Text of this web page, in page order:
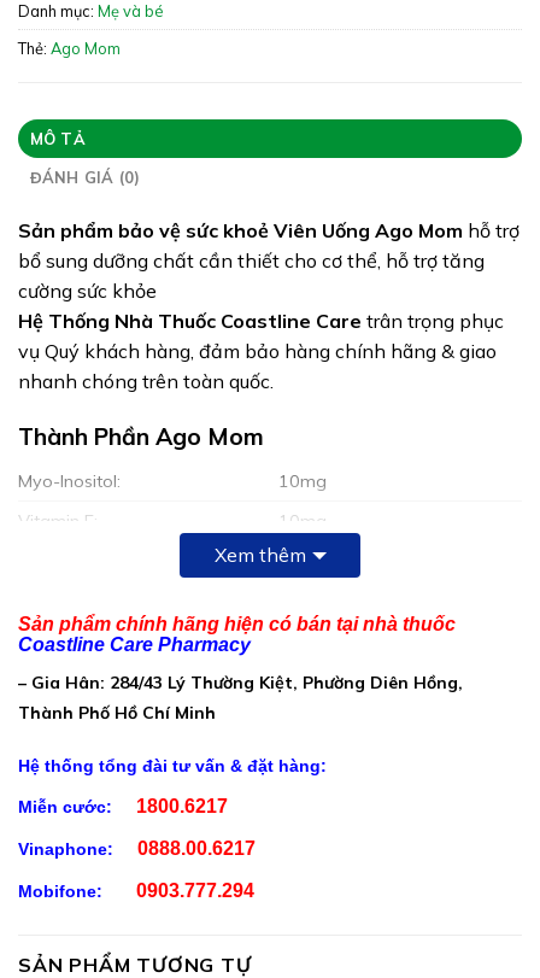
Giấy phép:2769/2020/ĐKSP
Quy cách:
Danh mục: Mẹ và bé
Thẻ: Ago Mom
MÔ TẢ
ĐÁNH GIÁ (0)
Sản phẩm bảo vệ sức khoẻ Viên Uống Ago Mom hỗ trợ
bổ sung dưỡng chất cần thiết cho cơ thể, hỗ trợ tăng
cường sức khỏe
Hệ Thống Nhà Thuốc Coastline Care trân trọng phục
vụ Quý khách hàng, đảm bảo hàng chính hãng & giao
nhanh chóng trên toàn quốc.
Thành Phần Ago Mom
Myo-Inositol:
10mg
Vitamin E:
10mg
10mg
Selen Yeast 2000ppm:
Hỗn hợp 140mg cao thảo mộc tương đương với:
Câu kỷ tử:
Đương quy:
250mg
Thỏ ty tử:
Ba kích:
Nhục quế:
Xem thêm
Sản phẩm chính hãng hiện có bán tại nhà thuốc
Coastline Care Pharmacy
– Gia Hân: 284/43 Lý Thường Kiệt, Phường Diên Hồng,
Thành Phố Hồ Chí Minh
Hệ thống tổng đài tư vấn & đặt hàng:
Miễn cước: 1800.6217
Vinaphone: 0888.00.6217
Mobifone: 0903.777.294
SẢN PHẨM TƯƠNG TỰ